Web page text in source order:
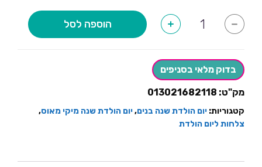
-
של
שנה
+ הוספה לסל
בדוק מלאי בסניפים
מק"ט: 013021682118
קטגוריות: יום הולדת שנה בנים,יום הולדת שנה מיקי מאוס,
צלחות ליום הולדת